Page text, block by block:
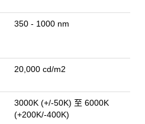
350 - 1000 nm
20,000 cd/m2
3000K (+/-50K) 至 6000K
(+200K/-400K)